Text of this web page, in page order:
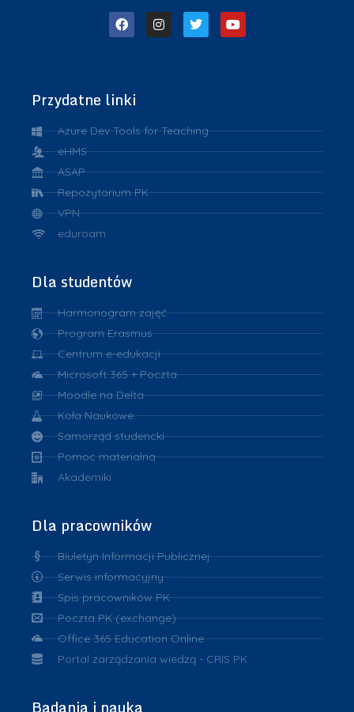
Przydatne linki
Azure Dev Tools for Teaching
eHMS
ASAP
Repozytorium PK
VPN
eduroam
Dla studentów
Harmonogram zajęć
Program Erasmus
Centrum e-edukacji
Microsoft 365 + Poczta
Moodle na Delta
Koła Naukowe
Samorząd studencki
Pomoc materialna
Akademiki
Dla pracowników
Biuletyn Informacji Publicznej
Serwis informacyjny
Spis pracowników PK
Poczta PK (exchange)
Office 365 Education Online
Portal zarządzania wiedzą - CRIS PK
Badania i nauka